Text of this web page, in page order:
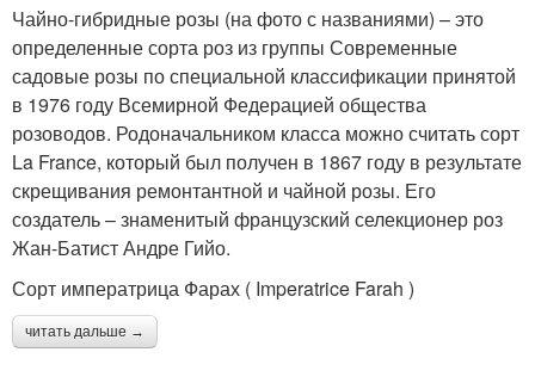
Чайно-гибридные розы (на фото с названиями) – это
определенные сорта роз из группы Современные
садовые розы по специальной классификации принятой
в 1976 году Всемирной Федерацией общества
розоводов. Родоначальником класса можно считать сорт
La France, который был получен в 1867 году в результате
скрещивания ремонтантной и чайной розы. Его
создатель – знаменитый французский селекционер роз
Жан-Батист Андре Гийо.
Сорт императрица Фарах ( Imperatrice Farah )
читать дальше →